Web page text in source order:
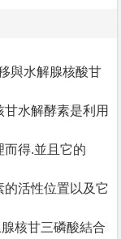
與水解腺核酸甘
水解酵素是利用
而得.並且它的
活性位置以及它
核甘三磷酸結合